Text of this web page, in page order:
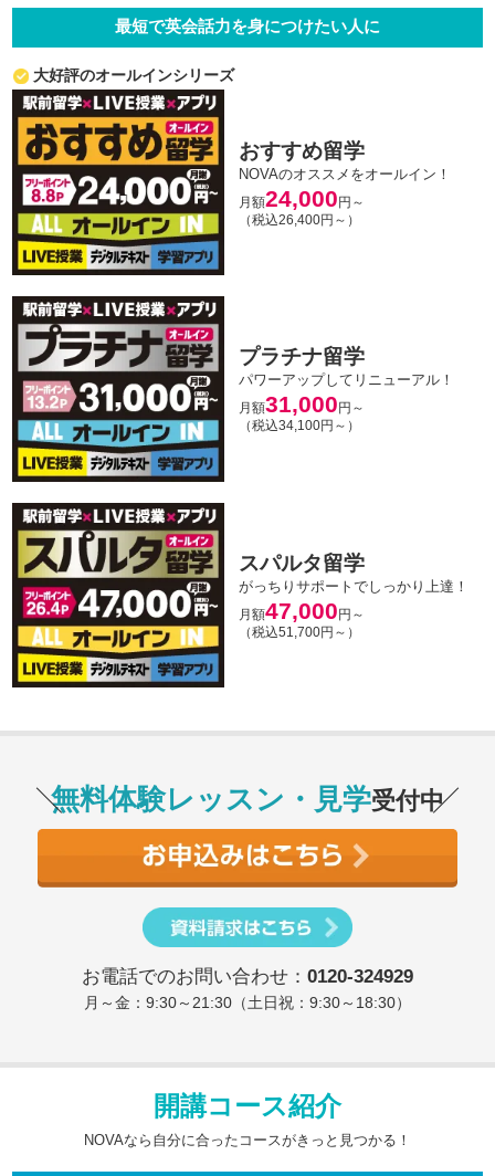
最短で英会話力を身につけたい人に
大好評のオールインシリーズ
おすすめ留学
NOVAのオススメをオールイン！
月額24,000 円～
（税込26,400円～）
プラチナ留学
パワーアップしてリニューアル！
月額31,000 円～
（税込34,100円～）
スパルタ留学
がっちりサポートでしっかり上達！
月額47,000 円～
（税込51,700円～）
無料体験レッスン・見学受付中
お電話でのお問い合わせ： 0120-324929
月～金：9:30～21:30（土日祝：9:30～18:30）
開講コース紹介
NOVAなら自分に合ったコースがきっと見つかる！